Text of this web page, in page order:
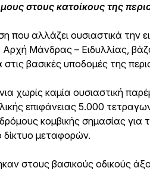
στους κατοίκους της
που αλλάζει ουσιαστικά την
Αρχή Μάνδρας – Ειδυλλίας,
στις βασικές υποδομές της
χωρίς καμία ουσιαστική
επιφάνειας 5.000
κομβικής σημασίας για
δίκτυο μεταφορών.
στους βασικούς οδικούς